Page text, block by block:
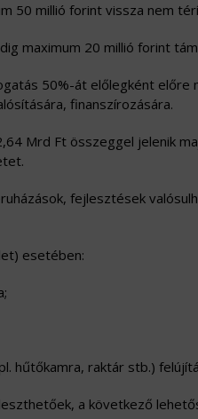
50 millió forint vissza nem
maximum 20 millió forint
50%-át előlegként előre
finanszírozására.
Mrd Ft összeggel jelenik
fejlesztések
esetében:
hűtőkamra, raktár stb.)
a következő